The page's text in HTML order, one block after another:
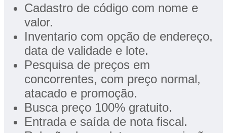
Cadastro de código com nome e
valor.
Inventario com opção de endereço,
data de validade e lote.
Pesquisa de preços em
concorrentes, com preço normal,
atacado e promoção.
Busca preço 100% gratuito.
Entrada e saída de nota fiscal.